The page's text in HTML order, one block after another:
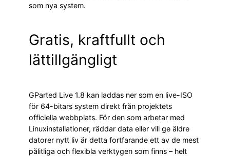
som nya system.
Gratis, kraftfullt och
lättillgängligt
GParted Live 1.8 kan laddas ner som en live-ISO
för 64-bitars system direkt från projektets
officiella webbplats. För den som arbetar med
Linuxinstallationer, räddar data eller vill ge äldre
datorer nytt liv är detta fortfarande ett av de mest
pålitliga och flexibla verktygen som finns – helt